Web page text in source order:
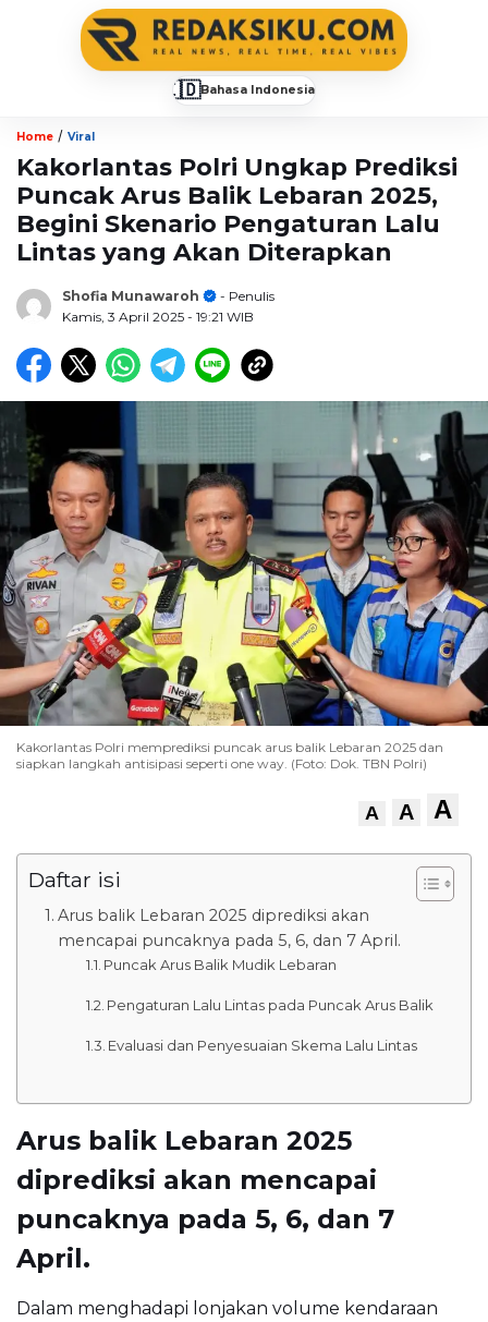
🇮🇩Bahasa Indonesia
Home / Viral
Kakorlantas Polri Ungkap Prediksi
Puncak Arus Balik Lebaran 2025,
Begini Skenario Pengaturan Lalu
Lintas yang Akan Diterapkan
Shofia Munawaroh
- Penulis
Kamis, 3 April 2025 - 19:21 WIB
Kakorlantas Polri memprediksi puncak arus balik Lebaran 2025 dan
siapkan langkah antisipasi seperti one way. (Foto: Dok. TBN Polri)
A A A
Daftar isi
Arus balik Lebaran 2025 diprediksi akan
mencapai puncaknya pada 5, 6, dan 7 April.
Puncak Arus Balik Mudik Lebaran
Pengaturan Lalu Lintas pada Puncak Arus Balik
Evaluasi dan Penyesuaian Skema Lalu Lintas
Arus balik Lebaran 2025
diprediksi akan mencapai
puncaknya pada 5, 6, dan 7
April.
Dalam menghadapi lonjakan volume kendaraan